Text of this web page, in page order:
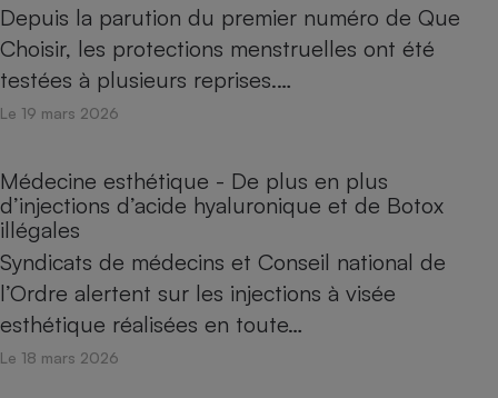
Depuis la parution du premier numéro de Que
Choisir, les protections menstruelles ont été
testées à plusieurs reprises.…
Le 19 mars 2026
Médecine esthétique - De plus en plus
d’injections d’acide hyaluronique et de Botox
illégales
Syndicats de médecins et Conseil national de
l’Ordre alertent sur les injections à visée
esthétique réalisées en toute…
Le 18 mars 2026